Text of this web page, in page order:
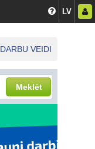
LV
DARBU VEIDI
Meklēt